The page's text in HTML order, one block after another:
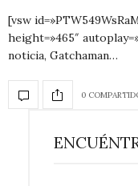
[vsw
height=»465″
noticia, Gatchaman…
0